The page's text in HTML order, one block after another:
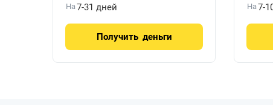
На7-31 дней
Получить деньги
На7-